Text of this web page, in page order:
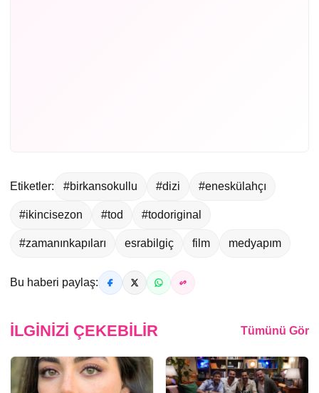
Etiketler: #birkansokullu #dizi #eneskülahçı
#ikincisezon #tod #todoriginal
#zamanınkapıları esrabilgiç film medyapım
Bu haberi paylaş:
İLGINIZI ÇEKEBILIR Tümünü Gör